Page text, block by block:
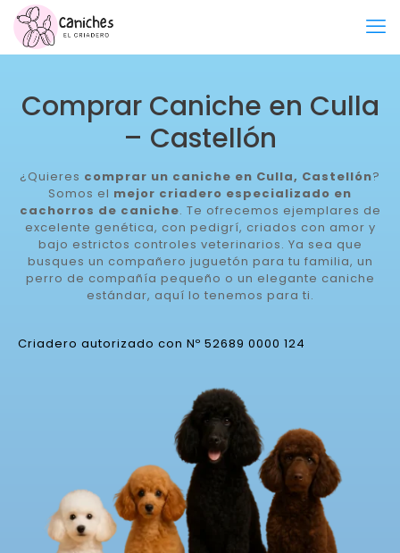
Comprar Caniche en Culla
– Castellón
¿Quieres comprar un caniche en Culla, Castellón?
Somos el mejor criadero especializado en
cachorros de caniche. Te ofrecemos ejemplares de
excelente genética, con pedigrí, criados con amor y
bajo estrictos controles veterinarios. Ya sea que
busques un compañero juguetón para tu familia, un
perro de compañía pequeño o un elegante caniche
estándar, aquí lo tenemos para ti.
Criadero autorizado con Nº 52689 0000 124